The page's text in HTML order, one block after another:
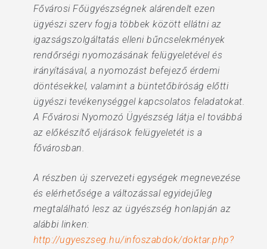
Fővárosi Főügyészségnek alárendelt ezen
ügyészi szerv fogja többek között ellátni az
igazságszolgáltatás elleni bűncselekmények
rendőrségi nyomozásának felügyeletével és
irányításával, a nyomozást befejező érdemi
döntésekkel, valamint a büntetőbíróság előtti
ügyészi tevékenységgel kapcsolatos feladatokat.
A Fővárosi Nyomozó Ügyészség látja el továbbá
az előkészítő eljárások felügyeletét is a
fővárosban.
A részben új szervezeti egységek megnevezése
és elérhetősége a változással egyidejűleg
megtalálható lesz az ügyészség honlapján az
alábbi linken:
http://ugyeszseg.hu/infoszabdok/doktar.php?